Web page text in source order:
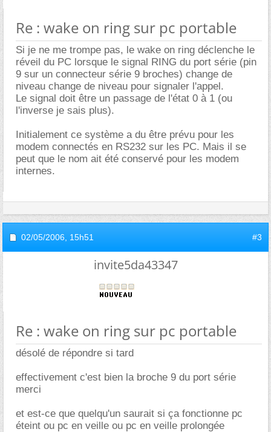
Re : wake on ring sur pc portable
Si je ne me trompe pas, le wake on ring déclenche le
réveil du PC lorsque le signal RING du port série (pin
9 sur un connecteur série 9 broches) change de
niveau change de niveau pour signaler l'appel.
Le signal doit être un passage de l'état 0 à 1 (ou
l'inverse je sais plus).
Initialement ce système a du être prévu pour les
modem connectés en RS232 sur les PC. Mais il se
peut que le nom ait été conservé pour les modem
internes.
02/05/2006, 15h51 #3
invite5da43347
Re : wake on ring sur pc portable
désolé de répondre si tard
effectivement c'est bien la broche 9 du port série
merci
et est-ce que quelqu'un saurait si ça fonctionne pc
éteint ou pc en veille ou pc en veille prolongée